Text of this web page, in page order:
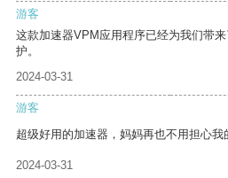
游客
这款加速器VPM应用程序已经为我们带
护。
2024-03-31
游客
超级好用的加速器，妈妈再也不用担心我
2024-03-31